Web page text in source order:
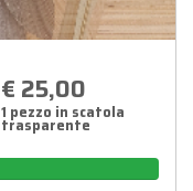
€ 25,00
1 pezzo in scatola
trasparente